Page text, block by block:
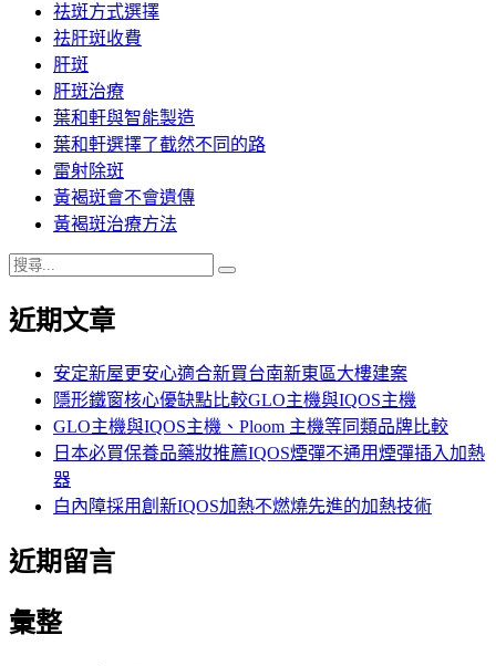
祛斑方式選擇
祛肝斑收費
肝斑
肝斑治療
葉和軒與智能製造
葉和軒選擇了截然不同的路
雷射除斑
黃褐斑會不會遺傳
黃褐斑治療方法
搜
關
近期文章
安定新屋更安心適合新買台南新東區大樓建案
隱形鐵窗核心優缺點比較GLO主機與IQOS主機
GLO主機與IQOS主機、Ploom 主機等同類品牌比較
日本必買保養品藥妝推薦IQOS煙彈不通用煙彈插入加熱
器
白內障採用創新IQOS加熱不燃燒先進的加熱技術
近期留言
彙整